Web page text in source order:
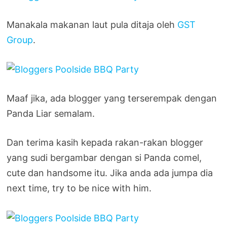
Manakala makanan laut pula ditaja oleh GST
Group.
Maaf jika, ada blogger yang terserempak dengan
Panda Liar semalam.
Dan terima kasih kepada rakan-rakan blogger
yang sudi bergambar dengan si Panda comel,
cute dan handsome itu. Jika anda ada jumpa dia
next time, try to be nice with him.